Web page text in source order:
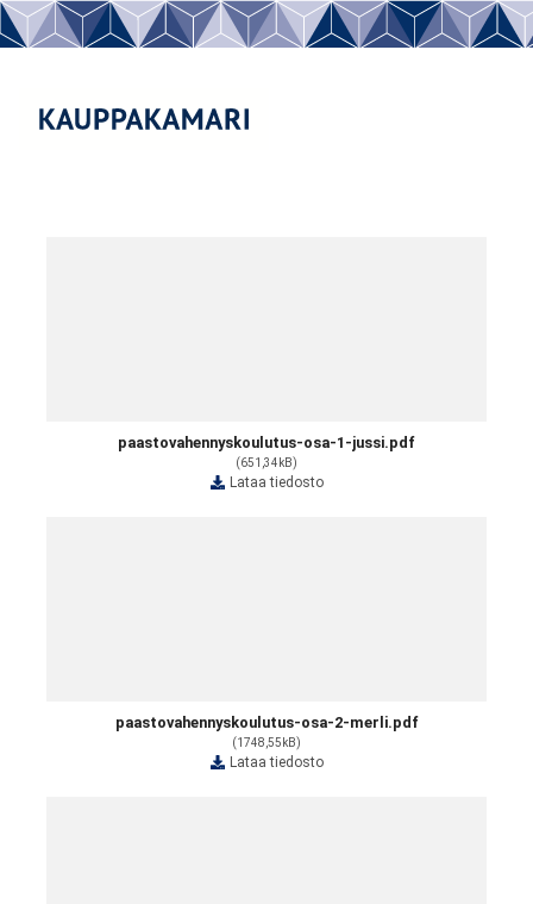
paastovahennyskoulutus-osa-1-jussi.pdf
(651,34kB)
Lataa tiedosto
paastovahennyskoulutus-osa-2-merli.pdf
(1748,55kB)
Lataa tiedosto